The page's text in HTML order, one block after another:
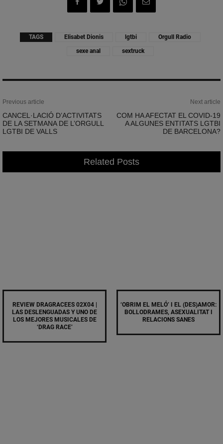
TAGS Elisabet Dionis lgtbi
Orgull Radio
sexe anal
sextruck
Previous article
CANCEL·LACIÓ D’ACTIVITATS
DE LA SETMANA DE L’ORGULL
LGTBI DE VALLS
Next article
COM HA AFECTAT EL COVID-19
A ALGUNES ENTITATS LGTBI
DE BARCELONA?
Related Posts
REVIEW DRAGRACEES 02X04 |
LAS DESLENGUADAS Y UNO DE
LOS MEJORES MUSICALES DE
‘DRAG RACE’
‘OBRIM EL MELÓ’ I EL (DES)AMOR:
BOLLODRAMES, ASEXUALITAT I
RELACIONS SANES